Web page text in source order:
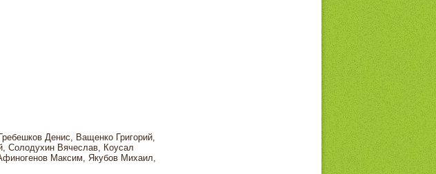
Денис, Ващенко Григорий,
Солодухин Вячеслав, Коусал
Максим, Якубов Михаил,